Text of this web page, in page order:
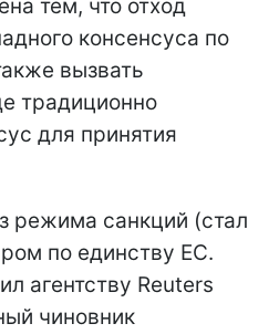
тем, что отход
консенсуса по
вызвать
традиционно
для принятия
режима санкций (стал
по единству ЕС.
агентству Reuters
чиновник